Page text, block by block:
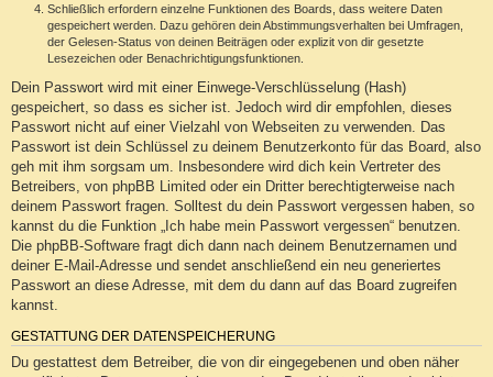
Schließlich erfordern einzelne Funktionen des Boards, dass weitere Daten
gespeichert werden. Dazu gehören dein Abstimmungsverhalten bei Umfragen,
der Gelesen-Status von deinen Beiträgen oder explizit von dir gesetzte
Lesezeichen oder Benachrichtigungsfunktionen.
Dein Passwort wird mit einer Einwege-Verschlüsselung (Hash)
gespeichert, so dass es sicher ist. Jedoch wird dir empfohlen, dieses
Passwort nicht auf einer Vielzahl von Webseiten zu verwenden. Das
Passwort ist dein Schlüssel zu deinem Benutzerkonto für das Board, also
geh mit ihm sorgsam um. Insbesondere wird dich kein Vertreter des
Betreibers, von phpBB Limited oder ein Dritter berechtigterweise nach
deinem Passwort fragen. Solltest du dein Passwort vergessen haben, so
kannst du die Funktion „Ich habe mein Passwort vergessen“ benutzen.
Die phpBB-Software fragt dich dann nach deinem Benutzernamen und
deiner E-Mail-Adresse und sendet anschließend ein neu generiertes
Passwort an diese Adresse, mit dem du dann auf das Board zugreifen
kannst.
GESTATTUNG DER DATENSPEICHERUNG
Du gestattest dem Betreiber, die von dir eingegebenen und oben näher